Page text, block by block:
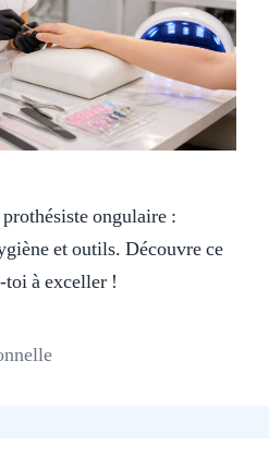
ongulaire :
et outils. Découvre ce
à exceller !